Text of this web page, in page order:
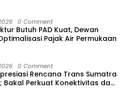
0 Comment
Butuh PAD Kuat, Dewan
Pajak Air Permukaan
0 Comment
Rencana Trans Sumatra
Bakal Perkuat Konektivitas dan